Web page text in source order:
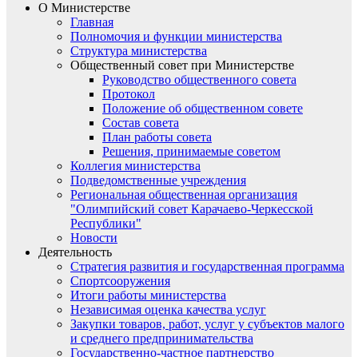
О Министерстве
Главная
Полномочия и функции министерства
Структура министерства
Общественный совет при Министерстве
Руководство общественного совета
Протокол
Положение об общественном совете
Состав совета
План работы совета
Решения, принимаемые советом
Коллегия министерства
Подведомственные учреждения
Региональная общественная организация
"Олимпийский совет Карачаево-Черкесской
Республики"
Новости
Деятельность
Стратегия развития и государственная программа
Спортсооружения
Итоги работы министерства
Независимая оценка качества услуг
Закупки товаров, работ, услуг у субъектов малого
и среднего предпринимательства
Государственно-частное партнерство